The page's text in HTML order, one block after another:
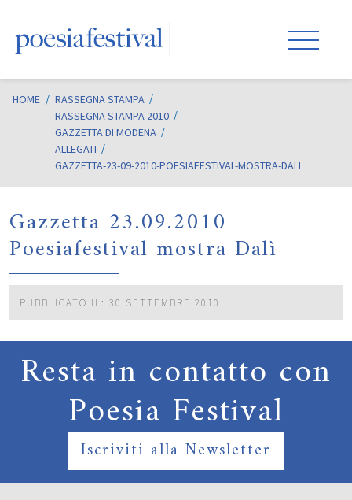
HOME / RASSEGNA STAMPA
RASSEGNA STAMPA 2010
GAZZETTA DI MODENA
ALLEGATI
GAZZETTA-23-09-2010-POESIAFESTIVAL-MOSTRA-DALI
Gazzetta 23.09.2010
Poesiafestival mostra Dalì
PUBBLICATO IL: 30 SETTEMBRE 2010
Resta in contatto con
Poesia Festival
Iscriviti alla Newsletter